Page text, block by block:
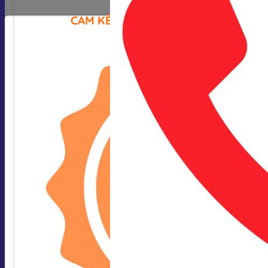
CAM KẾT CỦA CHÚNG TÔI